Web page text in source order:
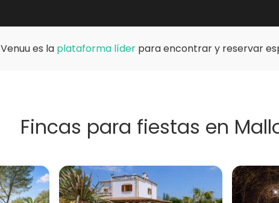
Venuu es la plataforma líderpara encontrar y reservar
Fincas para fiestas en